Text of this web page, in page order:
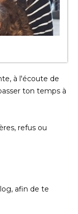
à l'écoute de
ton temps à
refus ou
afin de te